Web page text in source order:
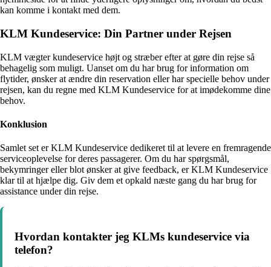
kan komme i kontakt med dem.
KLM Kundeservice: Din Partner under Rejsen
KLM vægter kundeservice højt og stræber efter at gøre din rejse så
behagelig som muligt. Uanset om du har brug for information om
flytider, ønsker at ændre din reservation eller har specielle behov under
rejsen, kan du regne med KLM Kundeservice for at imødekomme dine
behov.
Konklusion
Samlet set er KLM Kundeservice dedikeret til at levere en fremragende
serviceoplevelse for deres passagerer. Om du har spørgsmål,
bekymringer eller blot ønsker at give feedback, er KLM Kundeservice
klar til at hjælpe dig. Giv dem et opkald næste gang du har brug for
assistance under din rejse.
Hvordan kontakter jeg KLMs kundeservice via
telefon?